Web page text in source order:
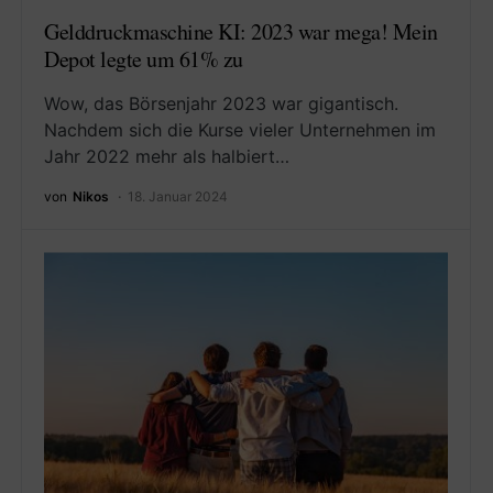
Gelddruckmaschine KI: 2023 war mega! Mein
Depot legte um 61% zu
Wow, das Börsenjahr 2023 war gigantisch.
Nachdem sich die Kurse vieler Unternehmen im
Jahr 2022 mehr als halbiert…
von Nikos 18. Januar 2024